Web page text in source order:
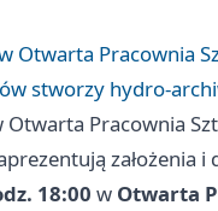
Otwarta Pracownia
stworzy hydro-
Otwarta Pracownia
założenia i
18:00 w Otwarta